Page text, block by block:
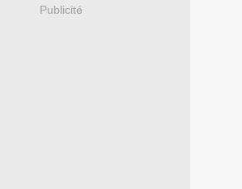
Publicité